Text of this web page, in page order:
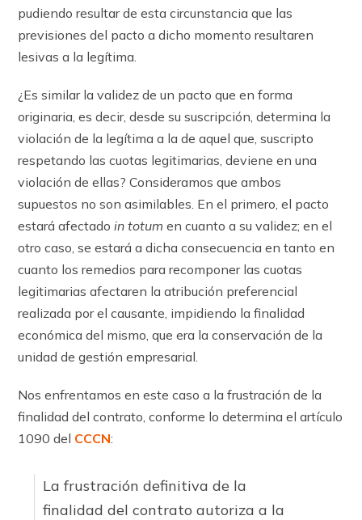
pudiendo resultar de esta circunstancia que las
previsiones del pacto a dicho momento resultaren
lesivas a la legítima.
¿Es similar la validez de un pacto que en forma
originaria, es decir, desde su suscripción, determina la
violación de la legítima a la de aquel que, suscripto
respetando las cuotas legitimarias, deviene en una
violación de ellas? Consideramos que ambos
supuestos no son asimilables. En el primero, el pacto
estará afectadoin totum en cuanto a su validez; en el
otro caso, se estará a dicha consecuencia en tanto en
cuanto los remedios para recomponer las cuotas
legitimarias afectaren la atribución preferencial
realizada por el causante, impidiendo la finalidad
económica del mismo, que era la conservación de la
unidad de gestión empresarial.
Nos enfrentamos en este caso a la frustración de la
finalidad del contrato, conforme lo determina el ar­tícu­lo
1090 del CCCN:
La frustración definitiva de la
finalidad del contrato autoriza a la